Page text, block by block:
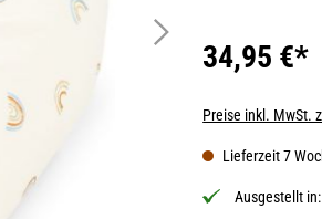
34,95 €*
Preise inkl. MwSt.
Lieferzeit 7
Ausgestellt